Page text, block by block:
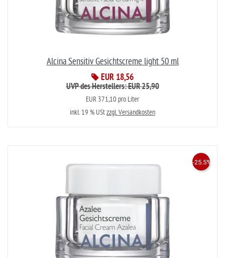
Alcina Sensitiv Gesichtscreme light 50 ml
EUR 18,56
UVP des Herstellers: EUR 25,90
EUR 371,10 pro Liter
inkl. 19 % UStzzgl. Versandkosten
-25.5%